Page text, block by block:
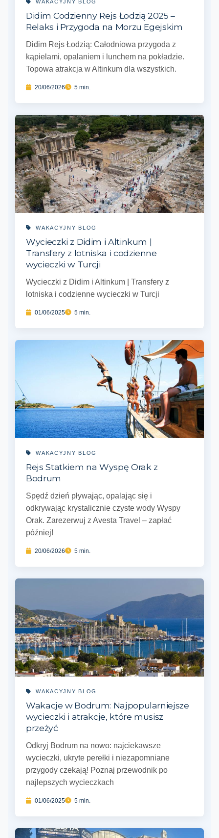
WAKACYJNY BLOG
Didim Codzienny Rejs Łodzią 2025 –
Relaks i Przygoda na Morzu Egejskim
Didim Rejs Łodzią: Całodniowa przygoda z
kąpielami, opalaniem i lunchem na pokładzie.
Topowa atrakcja w Altinkum dla wszystkich.
20/06/2026 5 min.
WAKACYJNY BLOG
Wycieczki z Didim i Altinkum |
Transfery z lotniska i codzienne
wycieczki w Turcji
Wycieczki z Didim i Altinkum | Transfery z
lotniska i codzienne wycieczki w Turcji
01/06/2025 5 min.
WAKACYJNY BLOG
Rejs Statkiem na Wyspę Orak z
Bodrum
Spędź dzień pływając, opalając się i
odkrywając krystalicznie czyste wody Wyspy
Orak. Zarezerwuj z Avesta Travel – zapłać
później!
20/06/2026 5 min.
WAKACYJNY BLOG
Wakacje w Bodrum: Najpopularniejsze
wycieczki i atrakcje, które musisz
przeżyć
Odkryj Bodrum na nowo: najciekawsze
wycieczki, ukryte perełki i niezapomniane
przygody czekają! Poznaj przewodnik po
najlepszych wycieczkach
01/06/2025 5 min.